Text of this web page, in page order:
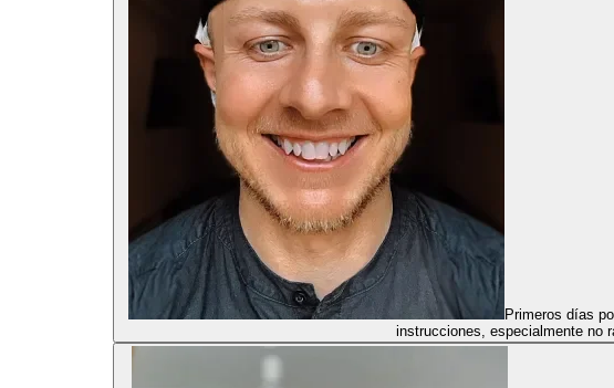
Primeros días
instrucciones, especialmente no